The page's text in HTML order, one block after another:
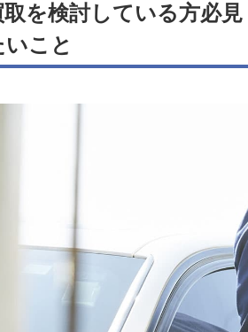
を検討している方必
こと